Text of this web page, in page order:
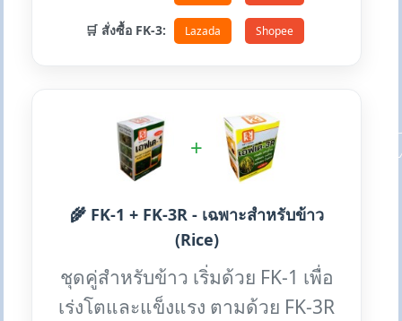
🛒 สั่งซื้อ FK-3: Lazada Shopee
+
🌾 FK-1 + FK-3R - เฉพาะสำหรับข้าว
(Rice)
ชุดคู่สำหรับข้าว เริ่มด้วย FK-1 เพื่อ
เร่งโตและแข็งแรง ตามด้วย FK-3R